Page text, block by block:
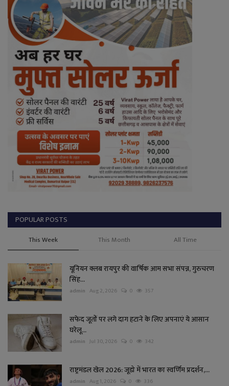
POPULAR POSTS
This Week This Month All Time
यूनियन क्लब रायपुर की वार्षिक आम सभा संपन्न, गुरुचरण
सिंह...
admin Aug 2, 2026 0 357
सफेद जूतों पर लगे दाग हटाने के लिए अपनाएं ये आसान
घरेलू...
admin Jul 30, 2026 0 342
राष्ट्रमंडल खेल 2026: जूडो में भारत का स्वर्णिम प्रदर्शन,...
admin Aug 1, 2026 0 336